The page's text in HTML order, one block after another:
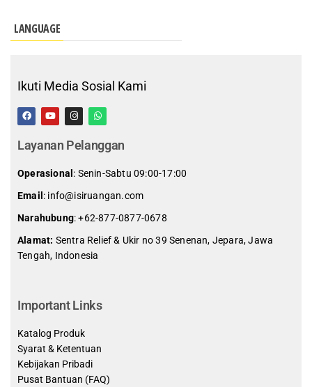
LANGUAGE
Ikuti Media Sosial Kami
Layanan Pelanggan
Operasional : Senin-Sabtu 09:00-17:00
Email : info@isiruangan.com
Narahubung:+62-877-0877-0678
Alamat: Sentra Relief & Ukir no 39 Senenan, Jepara, Jawa
Tengah, Indonesia
Important Links
Katalog Produk
Syarat & Ketentuan
Kebijakan Pribadi
Pusat Bantuan (FAQ)